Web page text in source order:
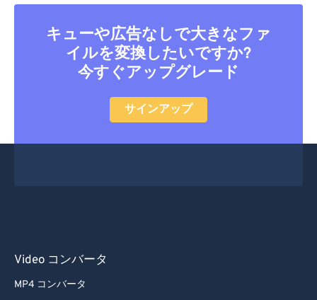
キューや広告なしで大きなファ
イルを変換したいですか?
今すぐアップグレード
サインアップ
Video コンバータ
MP4 コンバータ